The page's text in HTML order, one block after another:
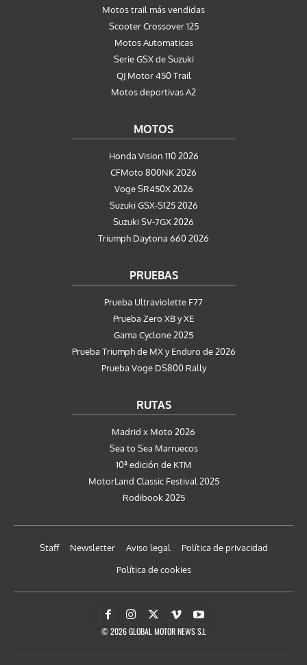
Motos trail más vendidas
Scooter Crossover 125
Motos Automaticas
Serie GSX de Suzuki
QJ Motor 450 Trail
Motos deportivas A2
MOTOS
Honda Vision 110 2026
CFMoto 800NK 2026
Voge SR450X 2026
Suzuki GSX-S125 2026
Suzuki SV-7GX 2026
Triumph Daytona 660 2026
PRUEBAS
Prueba Ultraviolette F77
Prueba Zero XB y XE
Gama Cyclone 2025
Prueba Triumph de MX y Enduro de 2026
Prueba Voge DS800 Rally
RUTAS
Madrid x Moto 2026
Sea to Sea Marruecos
10ª edición de KTM
MotorLand Classic Festival 2025
Rodibook 2025
Staff Newsletter Aviso legal
Política de privacidad
Política de cookies
© 2026 GLOBAL MOTOR NEWS S.L